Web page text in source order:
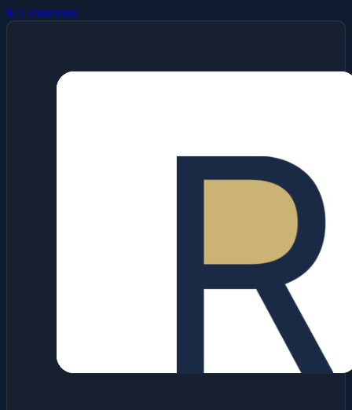
Ir al contenido